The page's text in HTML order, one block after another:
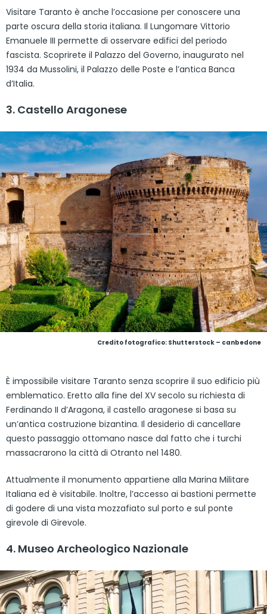
Visitare Taranto è anche l’occasione per conoscere una
parte oscura della storia italiana. Il Lungomare Vittorio
Emanuele III permette di osservare edifici del periodo
fascista. Scoprirete il Palazzo del Governo, inaugurato nel
1934 da Mussolini, il Palazzo delle Poste e l’antica Banca
d’Italia.
3. Castello Aragonese
Credito fotografico: Shutterstock – canbedone
È impossibile visitare Taranto senza scoprire il suo edificio più
emblematico. Eretto alla fine del XV secolo su richiesta di
Ferdinando II d’Aragona, il castello aragonese si basa su
un’antica costruzione bizantina. Il desiderio di cancellare
questo passaggio ottomano nasce dal fatto che i turchi
massacrarono la città di Otranto nel 1480.
Attualmente il monumento appartiene alla Marina Militare
Italiana ed è visitabile. Inoltre, l’accesso ai bastioni permette
di godere di una vista mozzafiato sul porto e sul ponte
girevole di Girevole.
4. Museo Archeologico Nazionale